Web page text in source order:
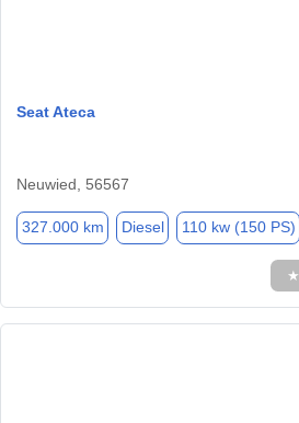
Seat Ateca
Neuwied, 56567
327.000 km Diesel 110 kw (150 PS)
★